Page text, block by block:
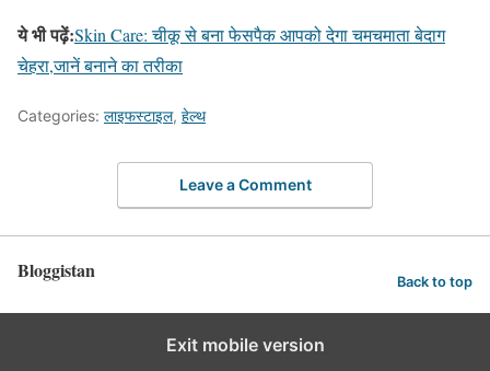
ये भी पढ़ें:Skin Care: चीकू से बना फेसपैक आपको देगा चमचमाता बेदाग
चेहरा,जानें बनाने का तरीका
Categories: लाइफस्टाइल, हेल्थ
Leave a Comment
Bloggistan Back to top
Exit mobile version